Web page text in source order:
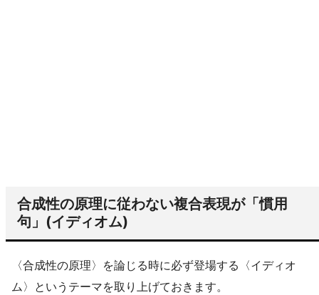
合成性の原理に従わない複合表現が「慣用
句」(イディオム)
〈合成性の原理〉を論じる時に必ず登場する〈イディオ
ム〉というテーマを取り上げておきます。